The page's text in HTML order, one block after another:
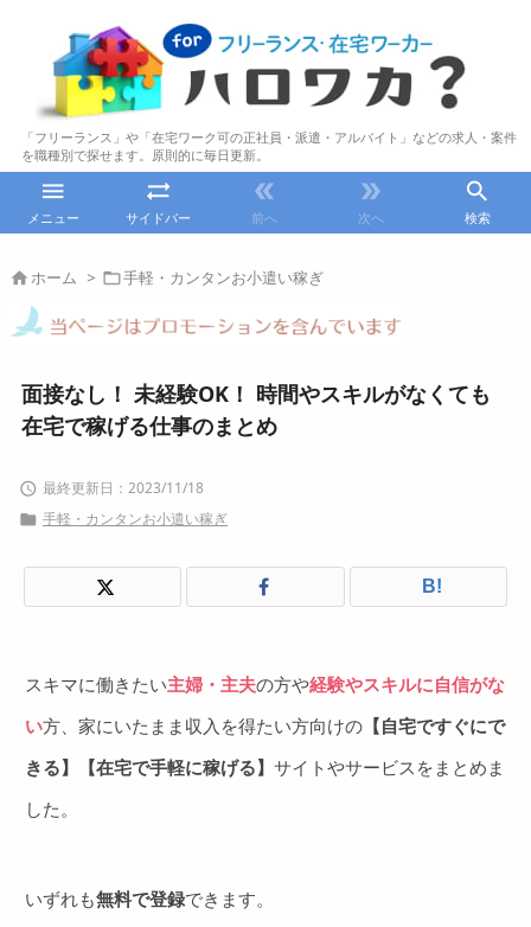
「フリーランス」や「在宅ワーク可の正社員・派遣・アルバイト」などの求人・案件
を職種別で探せます。原則的に毎日更新。

メニュー

サイドバー

前へ

次へ

検索
ホーム > 手軽・カンタンお小遣い稼ぎ
面接なし！ 未経験OK！ 時間やスキルがなくても
在宅で稼げる仕事のまとめ
 2023/11/18
 手軽・カンタンお小遣い稼ぎ
B!
スキマに働きたい主婦・主夫の方や経験やスキルに自信がな
い方、家にいたまま収入を得たい方向けの 【自宅ですぐにで
きる】【在宅で手軽に稼げる】 サイトやサービスをまとめま
した。
いずれも無料で登録できます。